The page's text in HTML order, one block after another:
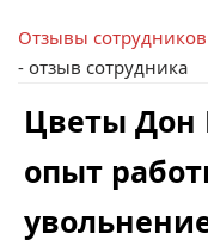
Отзывы сотрудников
- отзыв сотрудника
Цветы Дон
опыт